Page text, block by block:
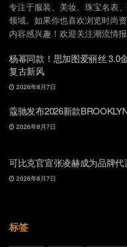
专注于服装、美妆、珠宝名表
领域。如果你也喜欢浏览时尚
内容感兴趣！欢迎关注潮流情报
杨幂同款！思加图爱丽丝 3.0
复古新风
2026年8月7日
蔻驰发布2026新款
2026年8月7日
可比克官宣张凌赫成为品牌代
2026年8月7日
标签